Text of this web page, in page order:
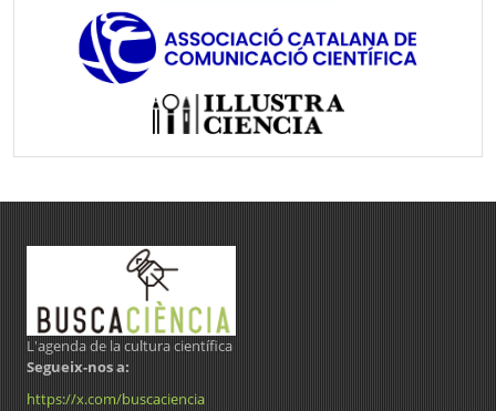
L'agenda de la cultura científica
Segueix-nos a:
https://x.com/buscaciencia